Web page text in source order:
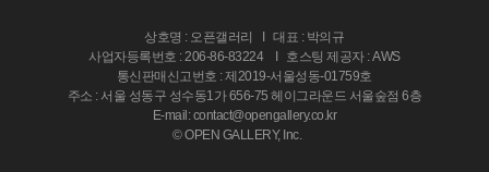
상호명 : 오픈갤러리
대표 : 박의규
사업자등록번호 : 206-86-83224
호스팅 제공자 : AWS
통신판매신고번호 : 제2019-서울성동-01759호
주소 : 서울 성동구 성수동1가 656-75 헤이그라운드 서울숲점 6층
E-mail: contact@opengallery.co.kr
© OPEN GALLERY, Inc.